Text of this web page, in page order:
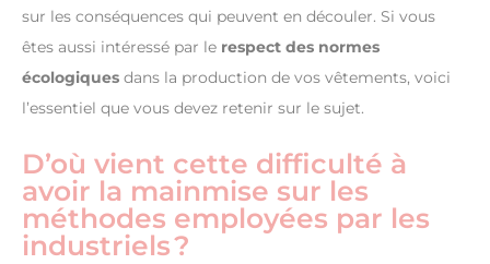
sur les conséquences qui peuvent en découler. Si vous
êtes aussi intéressé par le respect des normes
écologiques dans la production de vos vêtements, voici
l’essentiel que vous devez retenir sur le sujet.
D’où vient cette difficulté à
avoir la mainmise sur les
méthodes employées par les
industriels ?